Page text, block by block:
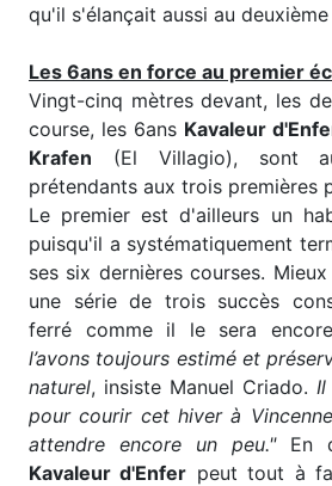
qu'il s'élançait aussi au
Les 6ans en force au premier
Vingt-cinq mètres devant, les
course, les 6ans Kavaleur
Krafen (El Villagio), sont
prétendants aux trois premières
Le premier est d'ailleurs un
puisqu'il a systématiquement
ses six dernières courses.
une série de trois succès
ferré comme il le sera
l’avons toujours estimé et
naturel, insiste Manuel Criado.
pour courir cet hiver à
attendre encore un peu."En
Kavaleur d'Enfer peut tout à